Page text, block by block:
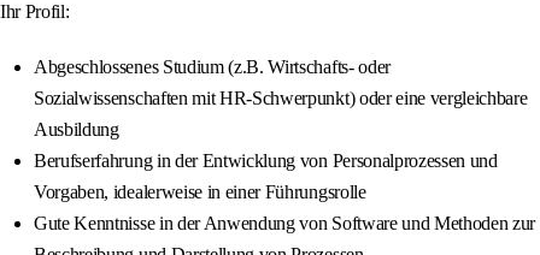
Ihr Profil:
Abgeschlossenes Studium (z.B. Wirtschafts- oder
Sozialwissenschaften mit HR-Schwerpunkt) oder eine vergleichbare
Ausbildung
Berufserfahrung in der Entwicklung von Personalprozessen und
Vorgaben, idealerweise in einer Führungsrolle
Gute Kenntnisse in der Anwendung von Software und Methoden zur